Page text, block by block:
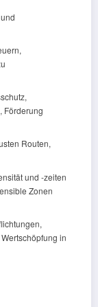
Förderung
Routen,
und ‑zeiten
Zonen
in